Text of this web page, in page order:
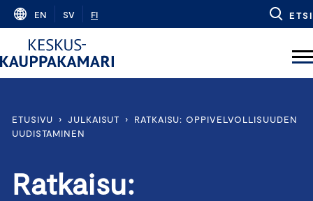
Skip
content
EN SV FI ETSI
ETUSIVU › JULKAISUT ›
RATKAISU: OPPIVELVOLLISUUDEN
UUDISTAMINEN
Ratkaisu: